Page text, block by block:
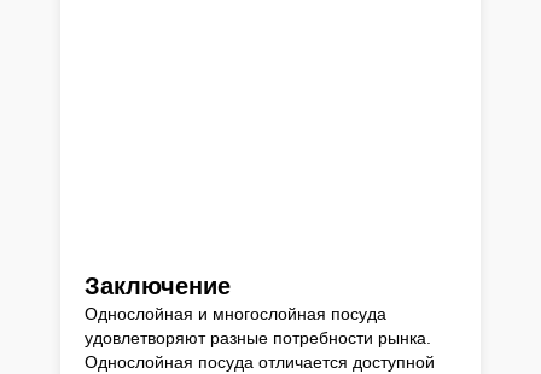
Заключение
Однослойная и многослойная посуда
удовлетворяют разные потребности рынка.
Однослойная посуда отличается доступной